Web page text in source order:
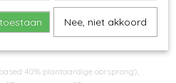
die willen bijdragen aan het redden van
eerste stappen naar de zero waste-
40% plantaardige oorsprong),
Nee, niet akkoord